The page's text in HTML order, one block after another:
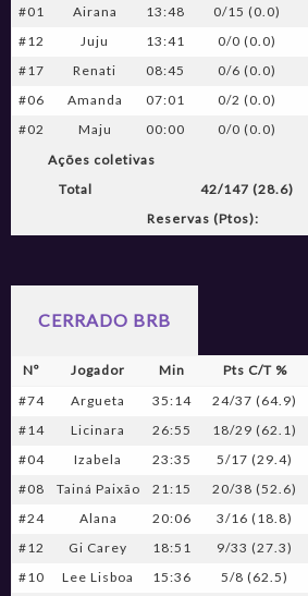
#01 Airana 13:48 0/15 (0.0)
#12
Juju 13:41 0/0 (0.0)
#17
Renati 08:45 0/6 (0.0)
#06
Amanda 07:01 0/2 (0.0)
#02
Maju 00:00 0/0 (0.0)
Ações coletivas
Total
42/147 (28.6)
Reservas (Ptos):
CERRADO BRB
Nº Jogador Min Pts C/T %
#74
Argueta 35:14 24/37 (64.9)
#14
Licinara 26:55 18/29 (62.1)
#04
Izabela 23:35 5/17 (29.4)
#08
Tainá Paixão 21:15 20/38 (52.6)
#24
Alana 20:06 3/16 (18.8)
#12
Gi Carey 18:51 9/33 (27.3)
#10
Lee Lisboa 15:36 5/8 (62.5)